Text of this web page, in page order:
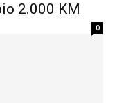
2.000 KM
0